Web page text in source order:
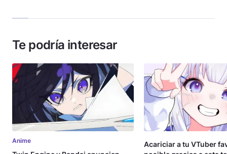
Te podría interesar
Anime
Acariciar a tu VTuber